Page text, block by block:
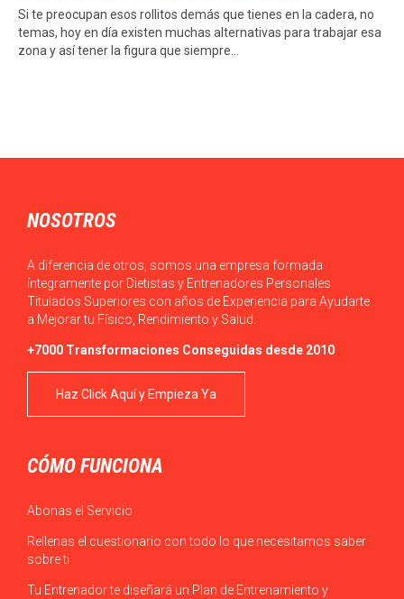
Si te preocupan esos rollitos demás que tienes en la cadera, no
temas, hoy en día existen muchas alternativas para trabajar esa
zona y así tener la figura que siempre…
NOSOTROS
A diferencia de otros, somos una empresa formada
íntegramente por Dietistas y Entrenadores Personales
Titulados Superiores con años de Experiencia para Ayudarte
a Mejorar tu Físico, Rendimiento y Salud.
+7000 Transformaciones Conseguidas desde 2010
Haz Click Aquí y Empieza Ya
CÓMO FUNCIONA
Abonas el Servicio
Rellenas el cuestionario con todo lo que necesitamos saber
sobre ti
Tu Entrenador te diseñará un Plan de Entrenamiento y